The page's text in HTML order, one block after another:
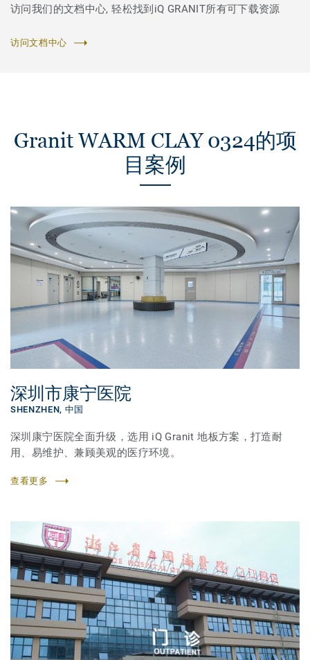
访问我们的文档中心, 轻松找到iQ GRANIT所有可下载资源
访问文档中心
Granit WARM CLAY 0324的项
目案例
深圳市康宁医院
SHENZHEN, 中国
深圳康宁医院全面升级，选用 iQ Granit 地板方案，打造耐
用、易维护、兼顾美观的医疗环境。
查看更多